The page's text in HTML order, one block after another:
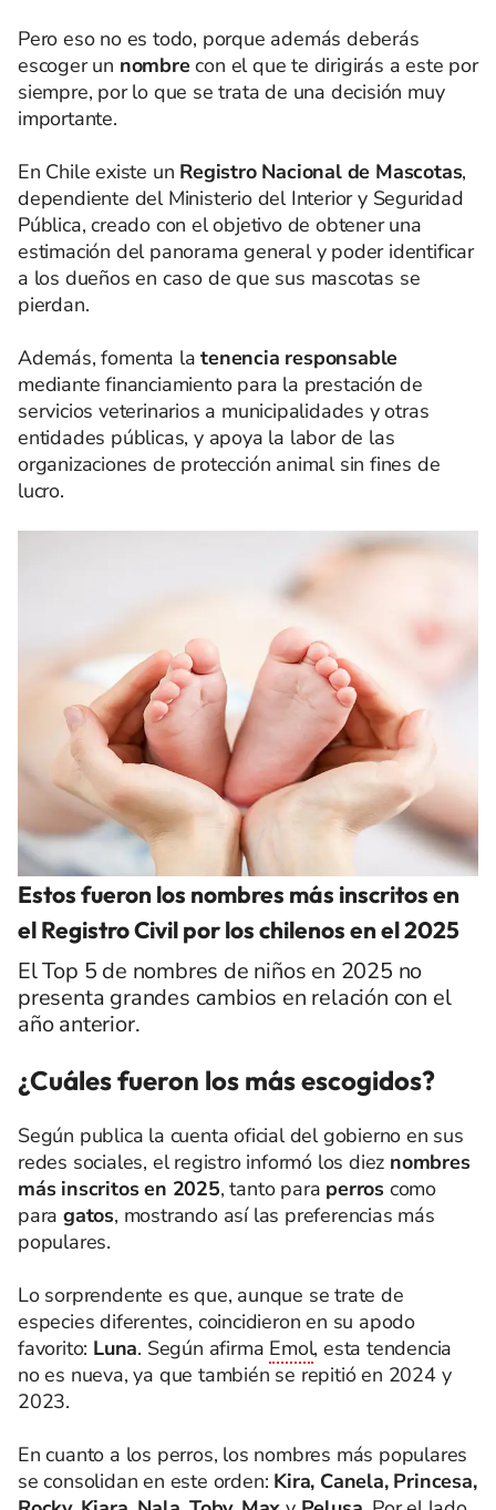
Pero eso no es todo, porque además deberás
escoger un nombrecon el que te dirigirás a este por
siempre, por lo que se trata de una decisión muy
importante.
En Chile existe un Registro Nacional de Mascotas,
dependiente del Ministerio del Interior y Seguridad
Pública, creado con el objetivo de obtener una
estimación del panorama general y poder identificar
a los dueños en caso de que sus mascotas se
pierdan.
Además, fomenta latenencia responsable
mediante financiamiento para la prestación de
servicios veterinarios a municipalidades y otras
entidades públicas, y apoya la labor de las
organizaciones de protección animal sin fines de
lucro.
Estos fueron los nombres más inscritos en
el Registro Civil por los chilenos en el 2025
El Top 5 de nombres de niños en 2025 no
presenta grandes cambios en relación con el
año anterior.
¿Cuáles fueron los más escogidos?
Según publica la cuenta oficial del gobierno en sus
redes sociales, el registro informó los diez nombres
más inscritos en 2025, tanto para perros como
para gatos, mostrando así las preferencias más
populares.
Lo sorprendente es que, aunque se trate de
especies diferentes, coincidieron en su apodo
favorito: Luna. Según afirma Emol, esta tendencia
no es nueva, ya que también se repitió en 2024 y
2023.
En cuanto a los perros, los nombres más populares
se consolidan en este orden: Kira, Canela, Princesa,